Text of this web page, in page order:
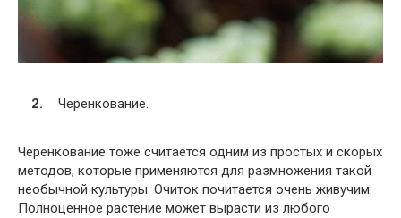
Черенкование.
Черенкование тоже считается одним из простых и скорых
методов, которые применяются для размножения такой
необычной культуры. Очиток почитается очень живучим.
Полноценное растение может вырасти из любого